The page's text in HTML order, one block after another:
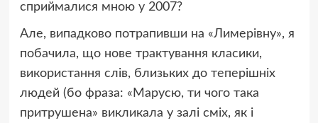
сприймалися мною у 2007?
Але, випадково потрапивши на «Лимерівну», я
побачила, що нове трактування класики,
використання слів, близьких до теперішніх
людей (бо фраза: «Марусю, ти чого така
притрушена» викликала у залі сміх, як і